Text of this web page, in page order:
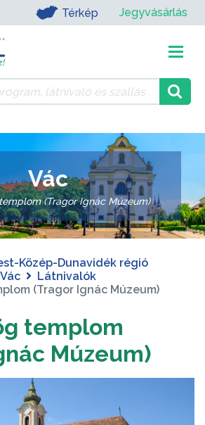
Térkép Jegyvásárlás
Vác
(Tragor Ignác Múzeum)
Közép-Dunavidék régió
Vác
Látnivalók
(Tragor Ignác Múzeum)
templom
Múzeum)